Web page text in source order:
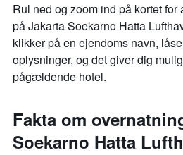
Rul ned og zoom ind på kortet
på Jakarta Soekarno Hatta
klikker på en ejendoms navn,
oplysninger, og det giver dig
pågældende hotel.
Fakta om
Soekarno Hatta